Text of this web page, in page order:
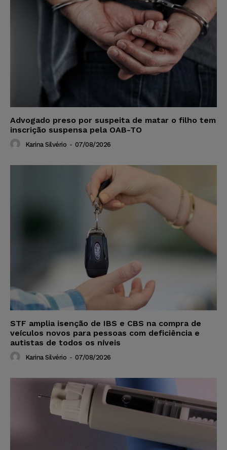
Advogado preso por suspeita de matar o filho tem
inscrição suspensa pela OAB-TO
Karina Silvério - 07/08/2026
STF amplia isenção de IBS e CBS na compra de
veículos novos para pessoas com deficiência e
autistas de todos os níveis
Karina Silvério - 07/08/2026